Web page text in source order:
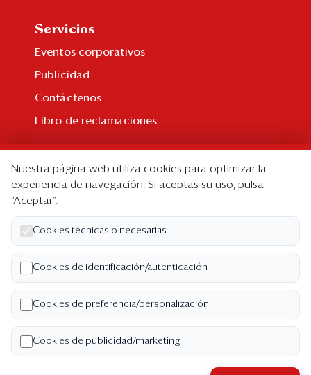
Servicios
Eventos corporativos
Publicidad
Contáctenos
Libro de reclamaciones
Suscripción individual
Paquetes corporativos
Edición Impresa
Nosotros
Quiénes somos
Código de ética
Términos y Condiciones
Nuestra página web utiliza cookies para optimizar la
experiencia de navegación. Si aceptas su uso, pulsa
“Aceptar”.
Cookies técnicas o necesarias
Cookies de identificación/autenticación
Cookies de preferencia/personalización
Cookies de publicidad/marketing